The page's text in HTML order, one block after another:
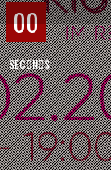
00
SECONDS